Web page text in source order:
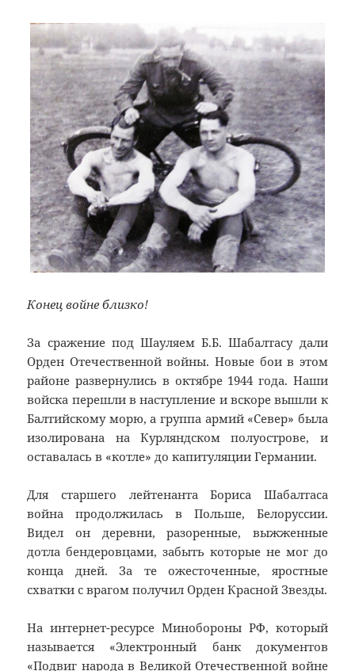
Конец войне близко!
За сражение под Шауляем Б.Б. Шабалтасу дали
Орден Отечественной войны. Новые бои в этом
районе развернулись в октябре 1944 года. Наши
войска перешли в наступление и вскоре вышли к
Балтийскому морю, а группа армий «Север» была
изолирована на Курляндском полуострове, и
оставалась в «котле» до капитуляции Германии.
Для старшего лейтенанта Бориса Шабалтаса
война продолжилась в Польше, Белоруссии.
Видел он деревни, разоренные, выжженные
дотла бендеровцами, забыть которые не мог до
конца дней. За те ожесточенные, яростные
схватки с врагом получил Орден Красной Звезды.
На интернет-ресурсе Минобороны РФ, который
называется «Электронный банк документов
«Подвиг народа в Великой Отечественной войне